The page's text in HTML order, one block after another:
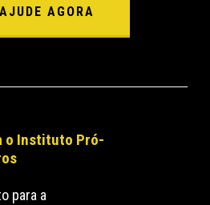
AJUDE AGORA
o Instituto Pró-
para a